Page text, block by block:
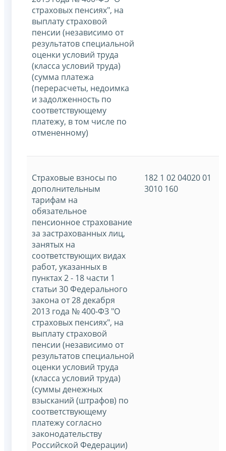
страховых пенсиях", на
выплату страховой
пенсии (независимо от
результатов специальной
оценки условий труда
(класса условий труда)
(сумма платежа
(перерасчеты, недоимка
и задолженность по
соответствующему
платежу, в том числе по
отмененному)
Страховые взносы по
дополнительным
тарифам на
обязательное
пенсионное страхование
за застрахованных лиц,
занятых на
соответствующих видах
работ, указанных в
пунктах 2 - 18 части 1
статьи 30 Федерального
закона от 28 декабря
2013 года № 400-ФЗ "О
страховых пенсиях", на
выплату страховой
пенсии (независимо от
результатов специальной
оценки условий труда
(класса условий труда)
(суммы денежных
взысканий (штрафов) по
соответствующему
платежу согласно
законодательству
Российской Федерации)
182 1 02 04020 01
3010 160